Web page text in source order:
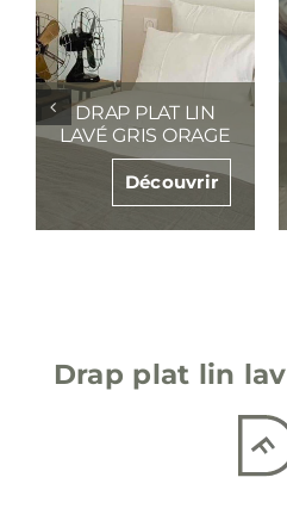
DRAP PLAT LIN
LAVÉ GRIS ORAGE
Découvrir
Drap plat lin